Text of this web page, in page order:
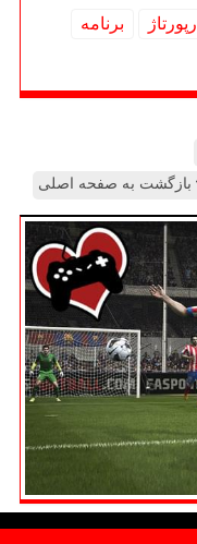
رپورتاژ
برنامه
بازگشت به صفحه اصلی